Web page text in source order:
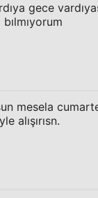
gece
mesela
alışırısn.